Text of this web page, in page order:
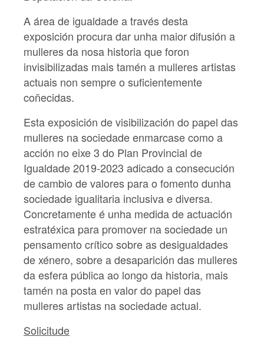
A área de igualdade a través desta
exposición procura dar unha maior difusión a
mulleres da nosa historia que foron
invisibilizadas mais tamén a mulleres artistas
actuais non sempre o suficientemente
coñecidas.
Esta exposición de visibilización do papel das
mulleres na sociedade enmarcase como a
acción no eixe 3 do Plan Provincial de
Igualdade 2019-2023 adicado a consecución
de cambio de valores para o fomento dunha
sociedade igualitaria inclusiva e diversa.
Concretamente é unha medida de actuación
estratéxica para promover na sociedade un
pensamento crítico sobre as desigualdades
de xénero, sobre a desaparición das mulleres
da esfera pública ao longo da historia, mais
tamén na posta en valor do papel das
mulleres artistas na sociedade actual.
Solicitude